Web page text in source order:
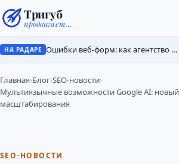
Тригуб
продвигает…
НА РАДАРЕ Ошибки веб-форм: как агентство потеряло лиды на месяцы
Главная›Блог›SEO-новости›
Мультиязычные возможности Google AI: новый
масштабирования
SEO-НОВОСТИ